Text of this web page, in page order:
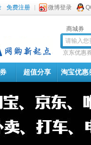
免费注册 微博登录
商城券
京东优惠
超值分享 淘宝优惠